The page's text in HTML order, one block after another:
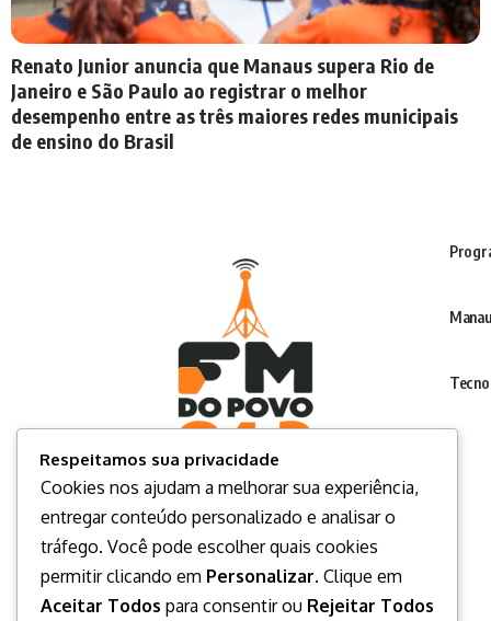
Renato Junior anuncia que Manaus supera Rio de
Janeiro e São Paulo ao registrar o melhor
desempenho entre as três maiores redes municipais
de ensino do Brasil
Respeitamos sua privacidade
Cookies nos ajudam a melhorar sua experiência,
entregar conteúdo personalizado e analisar o
tráfego. Você pode escolher quais cookies
permitir clicando em Personalizar. Clique em
Aceitar Todos para consentir ou Rejeitar Todos